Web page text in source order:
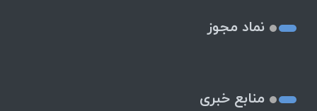
نماد مجوز
منابع خبری